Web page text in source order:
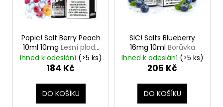
Popic! Salt Berry Peach
10ml 10mg Lesní plody
s broskví
Ihned k odeslání (>5 ks)
184 Kč
DO KOŠÍKU
SIC! Salts Blueberry
16mg 10ml Borůvka
Ihned k odeslání (>5 ks)
205 Kč
DO KOŠÍKU